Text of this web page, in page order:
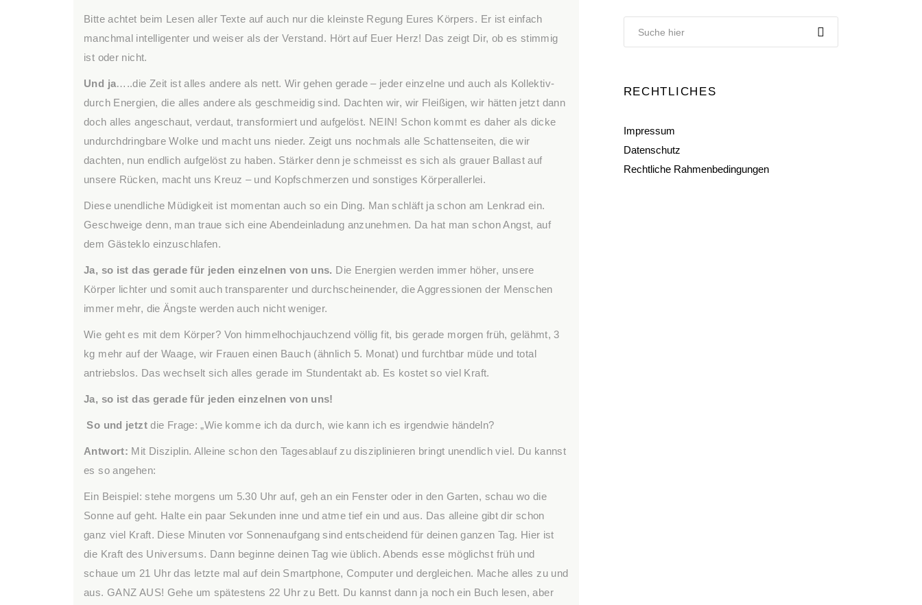
Bitte achtet beim Lesen aller Texte auf auch nur die kleinste Regung Eures Körpers. Er ist einfach
manchmal intelligenter und weiser als der Verstand. Hört auf Euer Herz! Das zeigt Dir, ob es stimmig
ist oder nicht.
Und ja…..die Zeit ist alles andere als nett. Wir gehen gerade – jeder einzelne und auch als Kollektiv-
durch Energien, die alles andere als geschmeidig sind. Dachten wir, wir Fleißigen, wir hätten jetzt dann
doch alles angeschaut, verdaut, transformiert und aufgelöst. NEIN! Schon kommt es daher als dicke
undurchdringbare Wolke und macht uns nieder. Zeigt uns nochmals alle Schattenseiten, die wir
dachten, nun endlich aufgelöst zu haben. Stärker denn je schmeisst es sich als grauer Ballast auf
unsere Rücken, macht uns Kreuz – und Kopfschmerzen und sonstiges Körperallerlei.
Diese unendliche Müdigkeit ist momentan auch so ein Ding. Man schläft ja schon am Lenkrad ein.
Geschweige denn, man traue sich eine Abendeinladung anzunehmen. Da hat man schon Angst, auf
dem Gästeklo einzuschlafen.
Ja, so ist das gerade für jeden einzelnen von uns. Die Energien werden immer höher, unsere
Körper lichter und somit auch transparenter und durchscheinender, die Aggressionen der Menschen
immer mehr, die Ängste werden auch nicht weniger.
Wie geht es mit dem Körper? Von himmelhochjauchzend völlig fit, bis gerade morgen früh, gelähmt, 3
kg mehr auf der Waage, wir Frauen einen Bauch (ähnlich 5. Monat) und furchtbar müde und total
antriebslos. Das wechselt sich alles gerade im Stundentakt ab. Es kostet so viel Kraft.
Ja, so ist das gerade für jeden einzelnen von uns!
So und jetztdie Frage: „Wie komme ich da durch, wie kann ich es irgendwie händeln?
Antwort: Mit Disziplin. Alleine schon den Tagesablauf zu disziplinieren bringt unendlich viel. Du kannst
es so angehen:
Ein Beispiel: stehe morgens um 5.30 Uhr auf, geh an ein Fenster oder in den Garten, schau wo die
Sonne auf geht. Halte ein paar Sekunden inne und atme tief ein und aus. Das alleine gibt dir schon
ganz viel Kraft. Diese Minuten vor Sonnenaufgang sind entscheidend für deinen ganzen Tag. Hier ist
die Kraft des Universums. Dann beginne deinen Tag wie üblich. Abends esse möglichst früh und
schaue um 21 Uhr das letzte mal auf dein Smartphone, Computer und dergleichen. Mache alles zu und
aus. GANZ AUS! Gehe um spätestens 22 Uhr zu Bett. Du kannst dann ja noch ein Buch lesen, aber
RECHTLICHES
Impressum
Datenschutz
Rechtliche Rahmenbedingungen